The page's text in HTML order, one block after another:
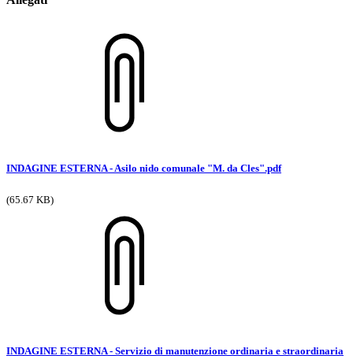
INDAGINE ESTERNA - Asilo nido comunale "M. da Cles".pdf
(65.67 KB)
INDAGINE ESTERNA - Servizio di manutenzione ordinaria e straordinaria